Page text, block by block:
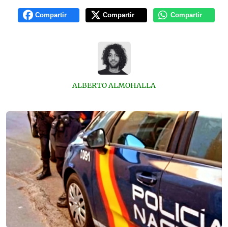
Compartir Compartir Compartir
ALBERTO ALMOHALLA